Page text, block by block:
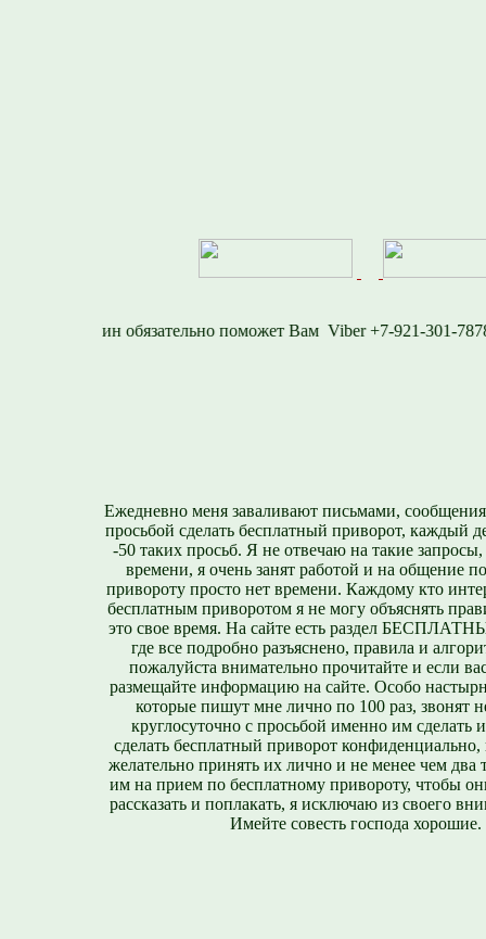
Viber +7-921-
Ежедневно меня заваливают письмами,
просьбой сделать бесплатный приворот, каждый
-50 таких просьб. Я не отвечаю на такие
времени, я очень занят работой и на общение
привороту просто нет времени. Каждому кто
бесплатным приворотом я не могу объяснять
это свое время. На сайте есть раздел
где все подробно разъяснено, правила и
пожалуйста внимательно прочитайте и если
размещайте информацию на сайте. Особо
которые пишут мне лично по 100 раз, звонят
круглосуточно с просьбой именно им сделать
сделать бесплатный приворот конфиденциально,
желательно принять их лично и не менее чем два
им на прием по бесплатному привороту, чтобы
рассказать и поплакать, я исключаю из своего
Имейте совесть господа хорошие.